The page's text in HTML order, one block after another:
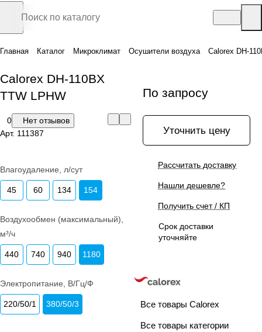
Главная Каталог Микроклимат Осушители воздуха Calorex DH-
Calorex DH-110BX
TTW LPHW
0
Нет отзывов
Арт. 111387
Влагоудаление, л/сут
45 60 134 154
Воздухообмен (максимальный),
м³/ч
440 740 940 1180
Электропитание, В/Гц/Ф
220/50/1 380/50/3
По запросу
Уточнить цену
Рассчитать доставку
Нашли дешевле?
Получить счет / КП
Срок доставки
уточняйте
Все товары Calorex
Все товары категории